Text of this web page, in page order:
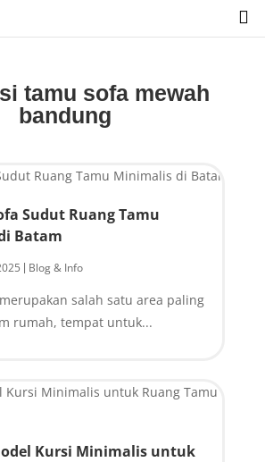

tamu sofa mewah
bandung
Sudut Ruang Tamu
Batam
Blog & Info
salah satu area paling
rumah, tempat untuk...
Kursi Minimalis untuk